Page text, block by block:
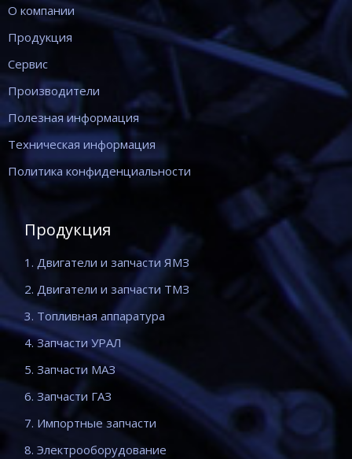
О компании
Продукция
Сервис
Производители
Полезная информация
Техническая информация
Политика конфиденциальности
Продукция
1. Двигатели и запчасти ЯМЗ
2. Двигатели и запчасти ТМЗ
3. Топливная аппаратура
4. Запчасти УРАЛ
5. Запчасти МАЗ
6. Запчасти ГАЗ
7. Импортные запчасти
8. Электрооборудование